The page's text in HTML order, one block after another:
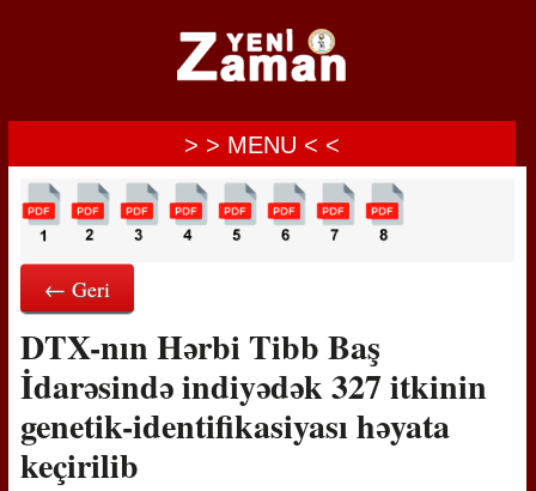
> > MENU < <
← Geri
DTX-nın Hərbi Tibb Baş
İdarəsində indiyədək 327 itkinin
genetik-identifikasiyası həyata
keçirilib